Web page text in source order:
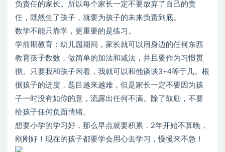
负责任的家长。所以每个家长一定不要放弃了自己的责
任，既然生了孩子，就要为孩子的未来负责到底。
数学不能只靠学，更重要的是练习。
学前期教育：幼儿园期间，家长就可以用身边的任何东西
教育孩子数数，做简单的加法和减法，并且要作为习惯贯
彻。只要我和孩子闲着，我就可以和他谈谈3+4等于几。根
据孩子的进度，题目越来越难，但是家长一定不要因为孩
子一时没有如你的意，流露出任何不满。除了鼓励，不要
给孩子任何负面情绪。
想要小学的学习好，那么早点就要积累，2年开始不算晚，
刚刚好！现在的孩子都要学会用心去学习，慢慢来不急！